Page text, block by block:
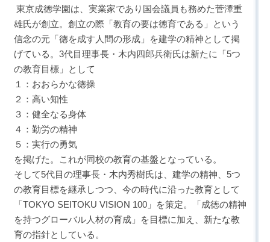
最近見た学校
東京成徳大学高等学校
ブックマークした学校
ブックマークした学校はありません
東京成徳学園は、実業家であり国会議員も務めた菅澤重
雄氏が創立。創立の際「教育の要は徳育である」という
信念の元「徳を成す人間の形成」を建学の精神として掲
げている。3代目理事長・木内四郎兵衛氏は新たに「5つ
の教育目標」として
１：おおらかな徳操
２：高い知性
３：健全なる身体
４：勤労の精神
５：実行の勇気
を掲げた。これが同校の教育の基盤となっている。
そして5代目の理事長・木内秀樹氏は、建学の精神、5つ
の教育目標を継承しつつ、今の時代に沿った教育として
「TOKYO SEITOKU VISION 100」を策定。「成徳の精神
を持つグローバル人材の育成」を目標に加え、新たな教
育の指針としている。